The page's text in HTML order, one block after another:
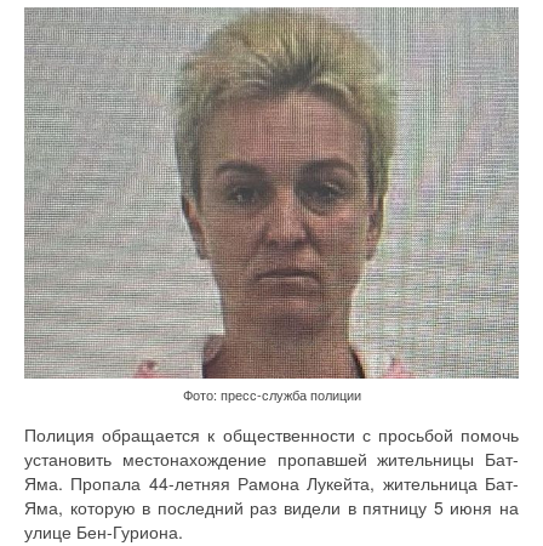
Фото: пресс-служба полиции
Полиция обращается к общественности с просьбой помочь
установить местонахождение пропавшей жительницы Бат-
Яма. Пропала 44-летняя Рамона Лукейта, жительница Бат-
Яма, которую в последний раз видели в пятницу 5 июня на
улице Бен-Гуриона.